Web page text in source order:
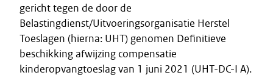
gericht tegen de door de
Belastingdienst/Uitvoeringsorganisatie Herstel
Toeslagen (hierna: UHT) genomen Definitieve
beschikking afwijzing compensatie
kinderopvangtoeslag van 1 juni 2021 (UHT-DC-I A).